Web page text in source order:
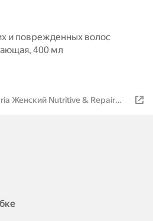
и поврежденных волос
400 мл
Женский Nutritive & Repair